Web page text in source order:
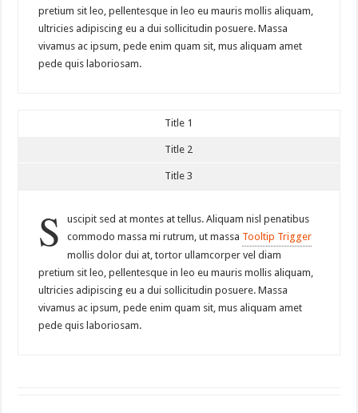
pretium sit leo, pellentesque in leo eu mauris mollis aliquam,
ultricies adipiscing eu a dui sollicitudin posuere. Massa
vivamus ac ipsum, pede enim quam sit, mus aliquam amet
pede quis laboriosam.
Title 1
Title 2
Title 3
S
uscipit sed at montes at tellus. Aliquam nisl penatibus
commodo massa mi rutrum, ut massa Tooltip Trigger
mollis dolor dui at, tortor ullamcorper vel diam
pretium sit leo, pellentesque in leo eu mauris mollis aliquam,
ultricies adipiscing eu a dui sollicitudin posuere. Massa
vivamus ac ipsum, pede enim quam sit, mus aliquam amet
pede quis laboriosam.